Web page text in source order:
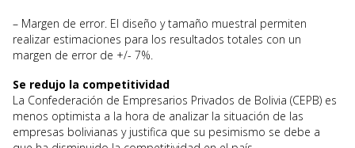
– Margen de error. El diseño y tamaño muestral permiten
realizar estimaciones para los resultados totales con un
margen de error de +/- 7%.
Se redujo la competitividad
La Confederación de Empresarios Privados de Bolivia (CEPB) es
menos optimista a la hora de analizar la situación de las
empresas bolivianas y justifica que su pesimismo se debe a